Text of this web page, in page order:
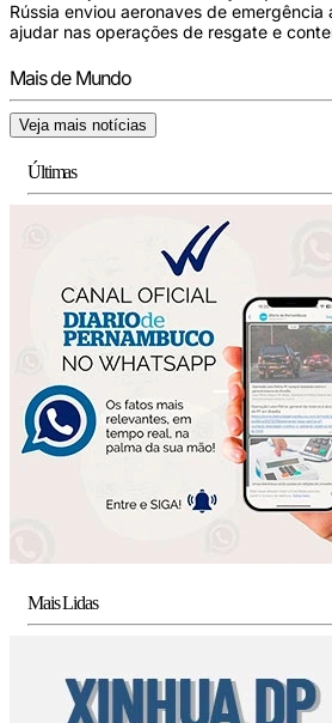
Rússia enviou aeronaves de
ajudar nas operações de resgate e
Mais de Mundo
Veja mais notícias
Últimas
Mais Lidas